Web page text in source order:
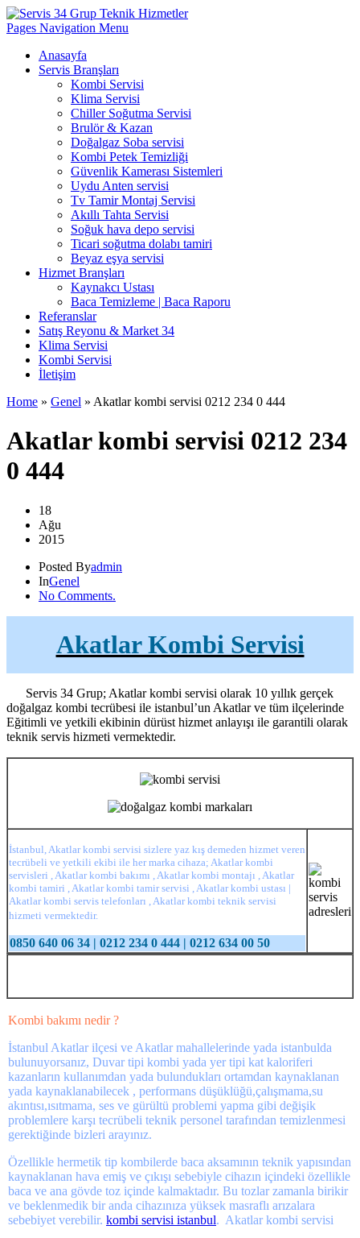
Pages Navigation Menu
Anasayfa
Servis Branşları
Kombi Servisi
Klima Servisi
Chiller Soğutma Servisi
Brulör & Kazan
Doğalgaz Soba servisi
Kombi Petek Temizliği
Güvenlik Kamerası Sistemleri
Uydu Anten servisi
Tv Tamir Montaj Servisi
Akıllı Tahta Servisi
Soğuk hava depo servisi
Ticari soğutma dolabı tamiri
Beyaz eşya servisi
Hizmet Branşları
Kaynakcı Ustası
Baca Temizleme | Baca Raporu
Referanslar
Satış Reyonu & Market 34
Klima Servisi
Kombi Servisi
İletişim
Home » Genel » Akatlar kombi servisi 0212 234 0 444
Akatlar kombi servisi 0212 234
0 444
18
Ağu
2015
Posted Byadmin
InGenel
No Comments.
Akatlar Kombi Servisi
Servis 34 Grup; Akatlar kombi servisi olarak 10 yıllık gerçek
doğalgaz kombi tecrübesi ile istanbul’un Akatlar ve tüm ilçelerinde
Eğitimli ve yetkili ekibinin dürüst hizmet anlayışı ile garantili olarak
teknik servis hizmeti vermektedir.
İstanbul, Akatlar kombi servisi sizlere yaz kış demeden hizmet veren
tecrübeli ve yetkili ekibi ile her marka cihaza; Akatlar kombi
servisleri , Akatlar kombi bakımı , Akatlar kombi montajı , Akatlar
kombi tamiri , Akatlar kombi tamir servisi , Akatlar kombi ustası |
Akatlar kombi servis telefonları , Akatlar kombi teknik servisi
hizmeti vermektedir.
0850 640 06 34 | 0212 234 0 444 | 0212 634 00 50
Kombi bakımı nedir ?
İstanbul Akatlar ilçesi ve Akatlar mahallelerinde yada istanbulda
bulunuyorsanız, Duvar tipi kombi yada yer tipi kat kaloriferi
kazanların kullanımdan yada bulundukları ortamdan kaynaklanan
yada kaynaklanabilecek , performans düşüklüğü,çalışmama,su
akıntısı,ısıtmama, ses ve gürültü problemi yapma gibi değişik
problemlere karşı tecrübeli teknik personel tarafından temizlenmesi
gerektiğinde bizleri arayınız.
Özellikle hermetik tip kombilerde baca aksamının teknik yapısından
kaynaklanan hava emiş ve çıkışı sebebiyle cihazın içindeki özellikle
baca ve ana gövde toz içinde kalmaktadır. Bu tozlar zamanla birikir
ve beklenmedik bir anda cihazınıza yüksek masraflı arızalara
sebebiyet verebilir. kombi servisi istanbul. Akatlar kombi servisi